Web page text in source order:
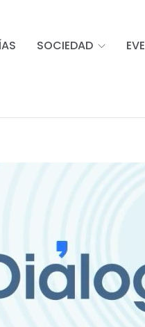
SOCIEDAD